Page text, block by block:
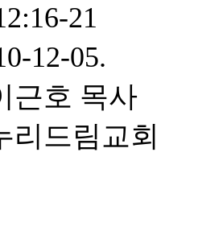
21
12-05.
근호 목사
리드림교회